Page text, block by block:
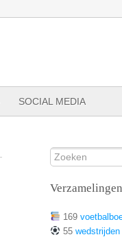
SOCIAL MEDIA
Verzamelingen
169
55 wedstrijden